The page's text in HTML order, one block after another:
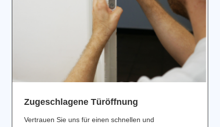
Zugeschlagene Türöffnung
Vertrauen Sie uns für einen schnellen und